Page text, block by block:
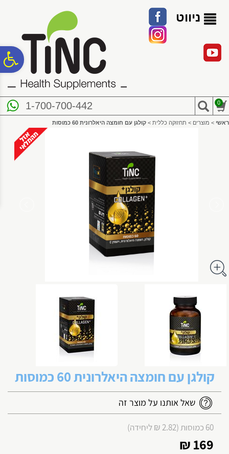
נגישות
ניווט
1-700-700-442 0
ראשי > מוצרים > תחזוקה כללית > קולגן עם חומצה היאלרונית 60 כמוסות
קולגן עם חומצה היאלרונית 60 כמוסות
שאל אותנו על מוצר זה
60 כמוסות (2.82 ₪ ליחידה)
169 ₪